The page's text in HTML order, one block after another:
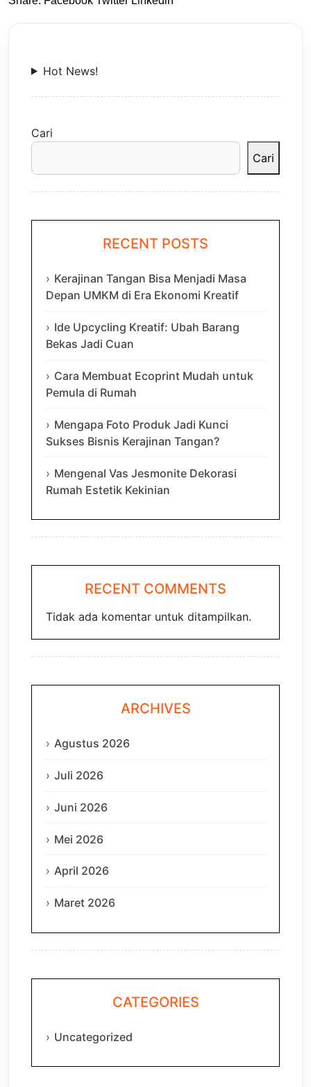
Hot News!
Cari
Cari
RECENT POSTS
Kerajinan Tangan Bisa Menjadi Masa
Depan UMKM di Era Ekonomi Kreatif
Ide Upcycling Kreatif: Ubah Barang
Bekas Jadi Cuan
Cara Membuat Ecoprint Mudah untuk
Pemula di Rumah
Mengapa Foto Produk Jadi Kunci
Sukses Bisnis Kerajinan Tangan?
Mengenal Vas Jesmonite Dekorasi
Rumah Estetik Kekinian
RECENT COMMENTS
Tidak ada komentar untuk ditampilkan.
ARCHIVES
Agustus 2026
Juli 2026
Juni 2026
Mei 2026
April 2026
Maret 2026
CATEGORIES
Uncategorized